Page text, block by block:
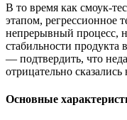
В то время как смоук-
этапом, регрессионное
непрерывный процесс,
стабильности продукта
— подтвердить, что
отрицательно
Основные